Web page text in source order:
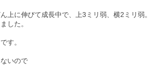
上に伸びて成長中で、上3ミリ弱、横2ミリ弱。
した。
す。
いので